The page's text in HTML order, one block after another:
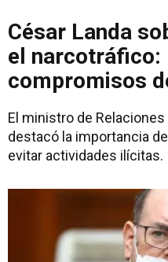
César Landa
el narcotráfico:
compromisos
El ministro de
destacó la importancia
evitar actividades ilícitas.